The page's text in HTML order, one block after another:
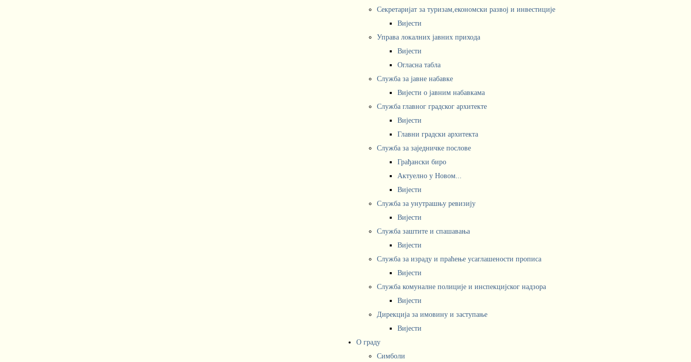
Секретаријат за туризам,економски развој и инвестиције
Вијести
Управа локалних јавних прихода
Вијести
Огласна табла
Служба за јавне набавке
Вијести о јавним набавкама
Служба главног градског архитекте
Вијести
Главни градски архитекта
Служба за заједничке послове
Грађански биро
Актуелно у Новом...
Вијести
Служба за унутрашњу ревизију
Вијести
Служба заштите и спашавања
Вијести
Служба за израду и праћење усаглашености прописа
Вијести
Служба комуналне полиције и инспекцијског надзора
Вијести
Дирекција за имовину и заступање
Вијести
О граду
Симболи